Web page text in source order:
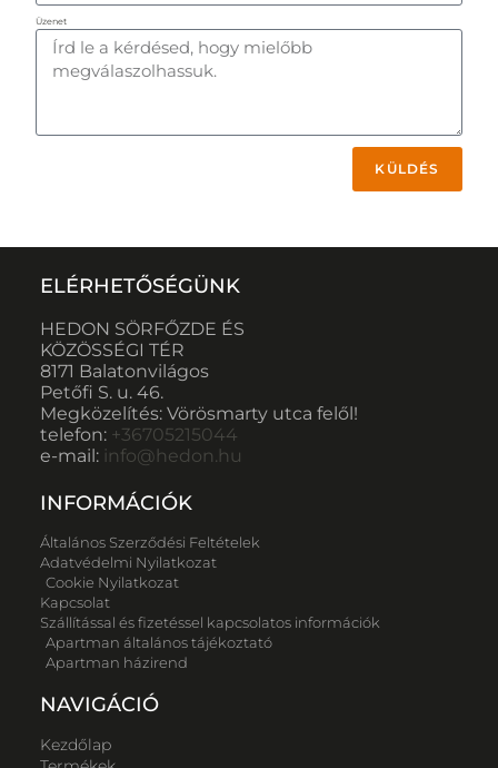
Üzenet
KÜLDÉS
ELÉRHETŐSÉGÜNK
HEDON SÖRFŐZDE ÉS
KÖZÖSSÉGI TÉR
8171 Balatonvilágos
Petőfi S. u. 46.
Megközelítés: Vörösmarty utca felől!
telefon: +36705215044
e-mail: info@hedon.hu
INFORMÁCIÓK
Általános Szerződési Feltételek
Adatvédelmi Nyilatkozat
Cookie Nyilatkozat
Kapcsolat
Szállítással és fizetéssel kapcsolatos információk
Apartman általános tájékoztató
Apartman házirend
NAVIGÁCIÓ
Kezdőlap